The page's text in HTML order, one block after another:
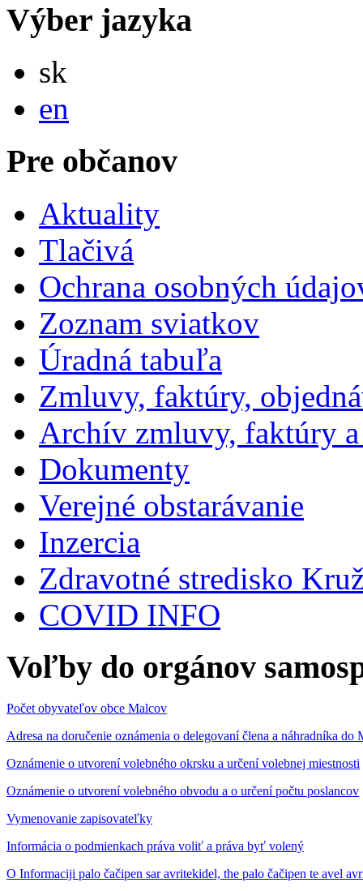
Výber jazyka
sk
en
Pre občanov
Aktuality
Tlačivá
Ochrana osobných
Zoznam sviatkov
Úradná tabuľa
Zmluvy, faktúry,
Archív zmluvy, faktúry
Dokumenty
Verejné obstarávanie
Inzercia
Zdravotné stredisko
COVID INFO
Voľby do orgánov
Počet obyvateľov obce Malcov
Adresa na doručenie oznámenia o delegovaní člena a náhradníka
Oznámenie o utvorení volebného okrsku a určení volebnej miestnosti
Oznámenie o utvorení volebného obvodu a o určení počtu poslancov
Vymenovanie zapisovateľky
Informácia o podmienkach práva voliť a práva byť volený
O Informaciji palo čačipen sar avritekidel, the palo čačipen te avel